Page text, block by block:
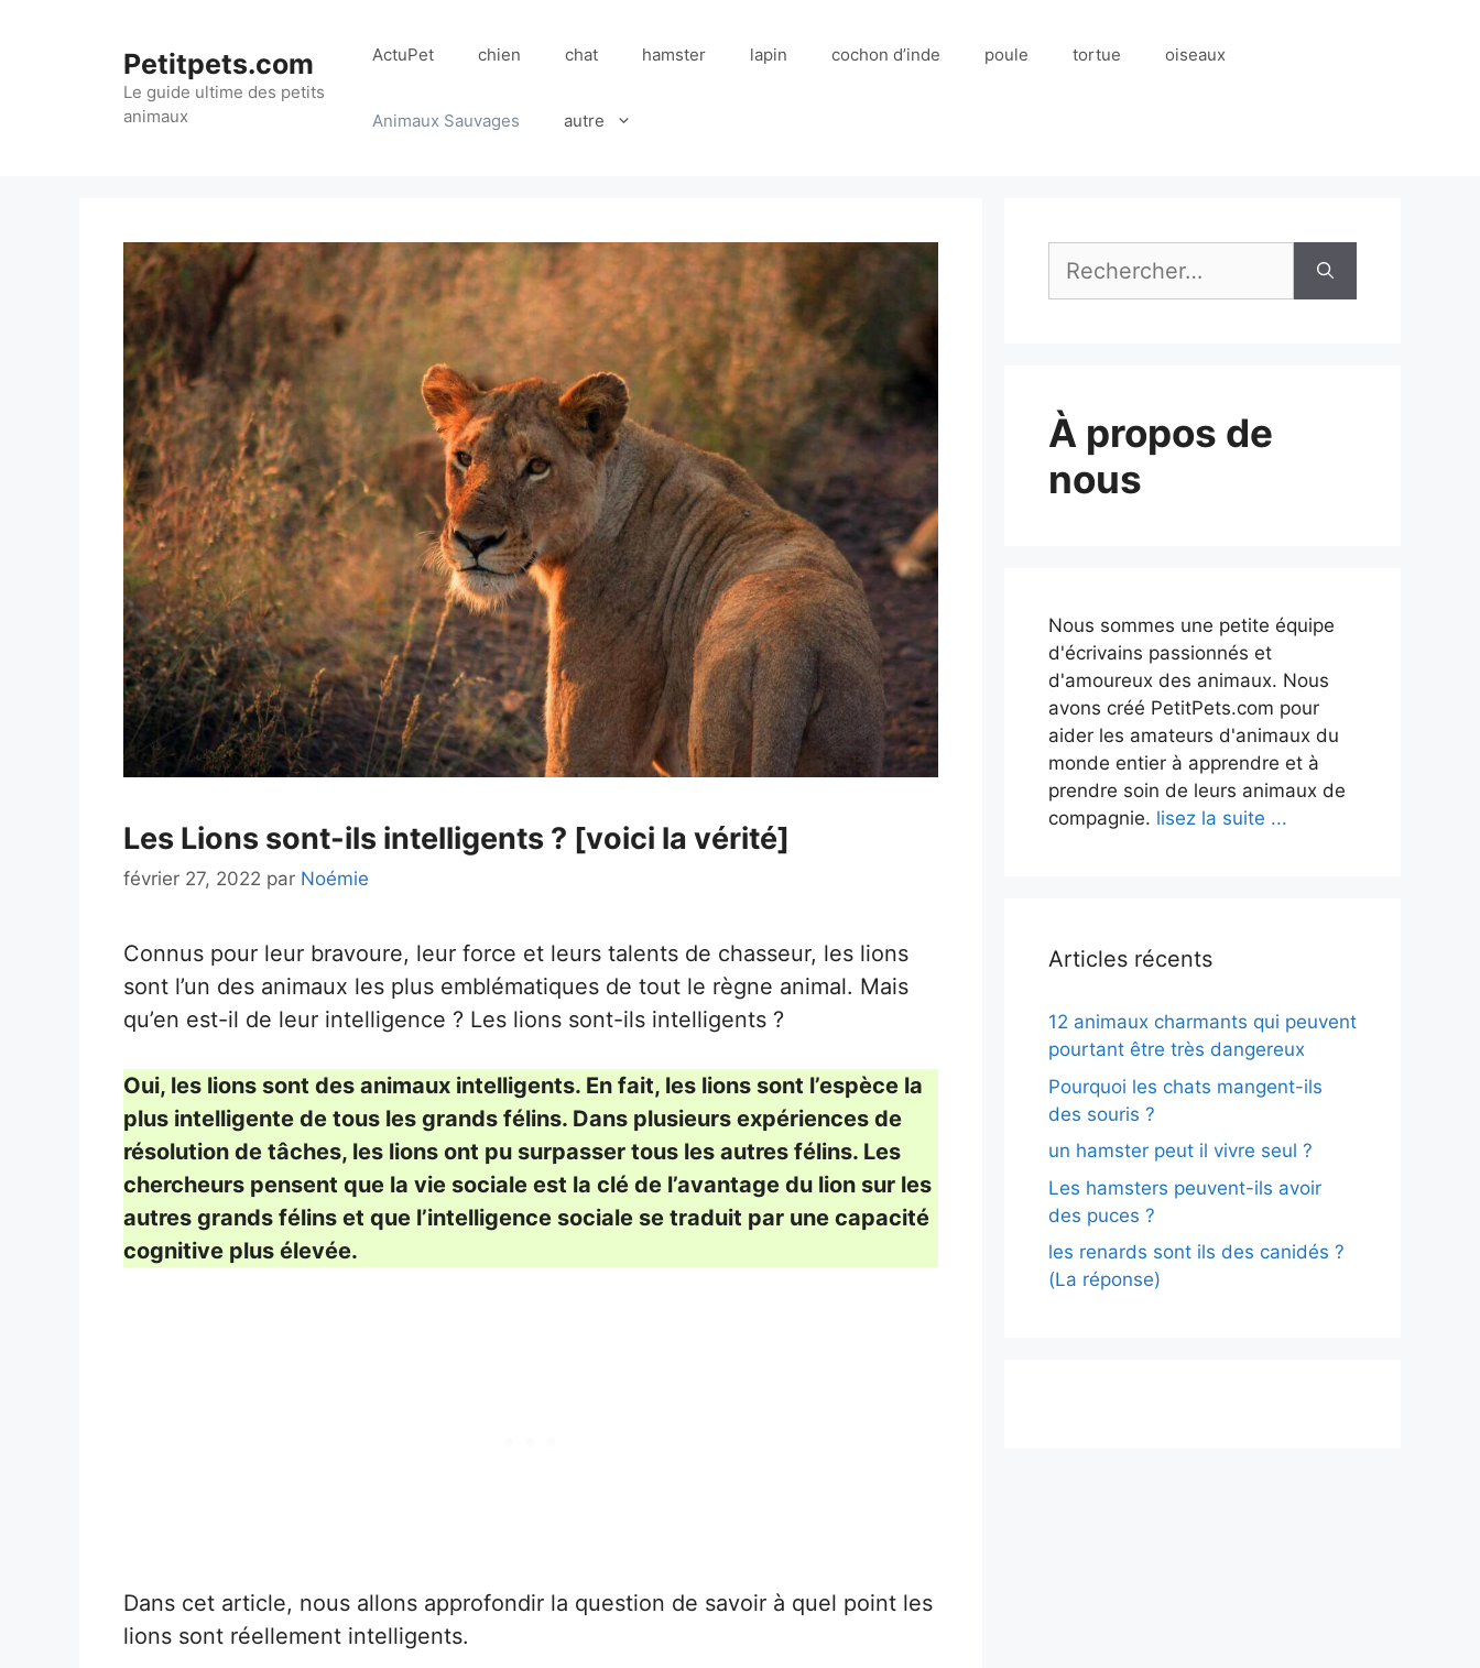
Petitpets.com
Le guide ultime des petits
animaux
ActuPet chien chat hamster lapin cochon d’inde poule tortue oiseaux
Animaux Sauvages autre
Les Lions sont-ils intelligents ? [voici la vérité]
février 27, 2022 par Noémie
Connus pour leur bravoure, leur force et leurs talents de chasseur, les lions
sont l’un des animaux les plus emblématiques de tout le règne animal. Mais
qu’en est-il de leur intelligence ? Les lions sont-ils intelligents ?
Oui, les lions sont des animaux intelligents. En fait, les lions sont l’espèce la
plus intelligente de tous les grands félins. Dans plusieurs expériences de
résolution de tâches, les lions ont pu surpasser tous les autres félins. Les
chercheurs pensent que la vie sociale est la clé de l’avantage du lion sur les
autres grands félins et que l’intelligence sociale se traduit par une capacité
cognitive plus élevée.
Dans cet article, nous allons approfondir la question de savoir à quel point les
lions sont réellement intelligents.
À propos de
nous
Nous sommes une petite équipe
d'écrivains passionnés et
d'amoureux des animaux. Nous
avons créé PetitPets.com pour
aider les amateurs d'animaux du
monde entier à apprendre et à
prendre soin de leurs animaux de
compagnie. lisez la suite ...
Articles récents
12 animaux charmants qui peuvent
pourtant être très dangereux
Pourquoi les chats mangent-ils
des souris ?
un hamster peut il vivre seul ?
Les hamsters peuvent-ils avoir
des puces ?
les renards sont ils des canidés ?
(La réponse)